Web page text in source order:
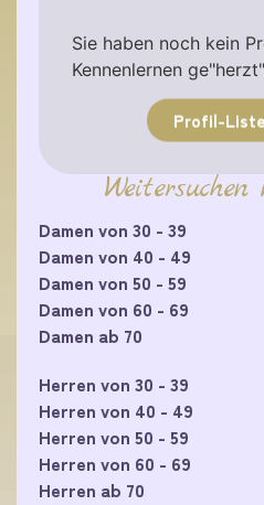
Sie haben noch kein
Kennenlernen
Profil-
Damen von 30 - 39
Damen von 40 - 49
Damen von 50 - 59
Damen von 60 - 69
Damen ab 70
Herren von 30 - 39
Herren von 40 - 49
Herren von 50 - 59
Herren von 60 - 69
Herren ab 70